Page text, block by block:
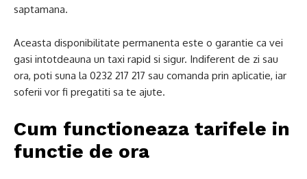
saptamana.
Aceasta disponibilitate permanenta este o garantie ca vei
gasi intotdeauna un taxi rapid si sigur. Indiferent de zi sau
ora, poti suna la 0232 217 217 sau comanda prin aplicatie, iar
soferii vor fi pregatiti sa te ajute.
Cum functioneaza tarifele in
functie de ora